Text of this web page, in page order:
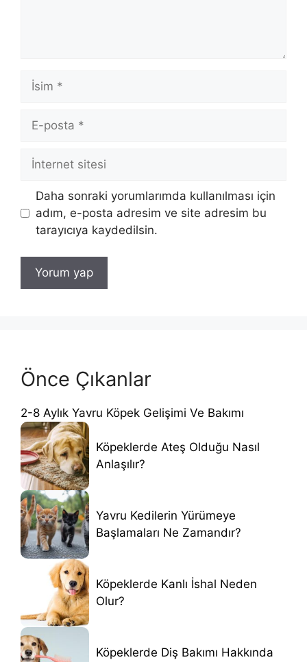
İsim
posta
İnternet
Daha sonraki yorumlarımda kullanılması için
adım, e-posta adresim ve site adresim bu
tarayıcıya kaydedilsin.
Önce Çıkanlar
2-8 Aylık Yavru Köpek Gelişimi Ve Bakımı
Köpeklerde Ateş Olduğu Nasıl
Anlaşılır?
Yavru Kedilerin Yürümeye
Başlamaları Ne Zamandır?
Köpeklerde Kanlı İshal Neden
Olur?
Köpeklerde Diş Bakımı Hakkında